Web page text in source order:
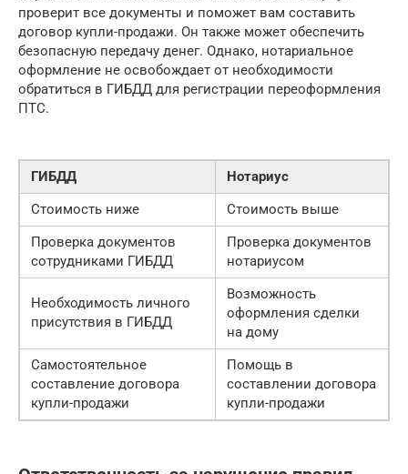
проверит все документы и поможет вам составить
договор купли-продажи. Он также может обеспечить
безопасную передачу денег. Однако, нотариальное
оформление не освобождает от необходимости
обратиться в ГИБДД для регистрации переоформления
ПТС.
ГИБДД
Нотариус
Стоимость ниже
Стоимость выше
Проверка документов
сотрудниками ГИБДД
Проверка документов
нотариусом
Необходимость личного
присутствия в ГИБДД
Возможность
оформления сделки
на дому
Самостоятельное
составление договора
купли-продажи
Помощь в
составлении договора
купли-продажи